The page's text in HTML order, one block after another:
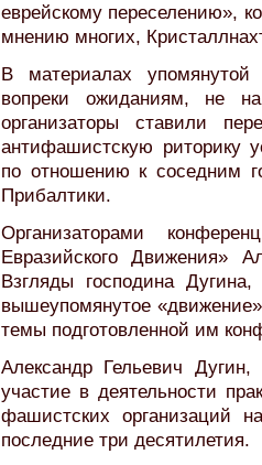
еврейскому переселению»,
мнению многих,
В материалах
вопреки ожиданиям, не
организаторы ставили
антифашистскую риторику
по отношению к соседним
Прибалтики.
Организаторами
Евразийского Движения»
Взгляды господина
вышеупомянутое
темы подготовленной им
Александр Гельевич
участие в деятельности
фашистских организаций
последние три десятилетия.